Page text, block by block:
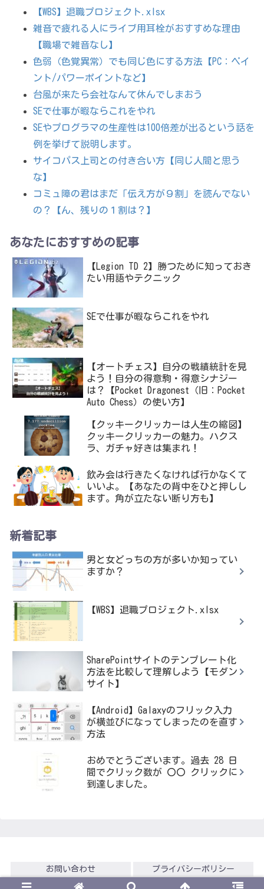
【WBS】退職プロジェクト.xlsx
雑音で疲れる人にライブ用耳栓がおすすめな理由
【職場で雑音なし】
色弱（色覚異常）でも同じ色にする方法【PC：ペイ
ント/パワーポイントなど】
台風が来たら会社なんて休んでしまおう
SEで仕事が暇ならこれをやれ
SEやプログラマの生産性は100倍差が出るという話を
例を挙げて説明します。
サイコパス上司との付き合い方【同じ人間と思う
な】
コミュ障の君はまだ「伝え方が９割」を読んでない
の？【ん、残りの１割は？】
あなたにおすすめの記事
【Legion TD 2】勝つために知っておき
たい用語やテクニック
SEで仕事が暇ならこれをやれ
【オートチェス】自分の戦績統計を見
よう！自分の得意駒・得意シナジー
は？【Pocket Dragonest（旧：Pocket
Auto Chess）の使い方】
【クッキークリッカーは人生の縮図】
クッキークリッカーの魅力。ハクス
ラ、ガチャ好きは集まれ！
飲み会は行きたくなければ行かなくて
いいよ。【あなたの背中をひと押しし
ます。角が立たない断り方も】
新着記事
男と女どっちの方が多いか知ってい
ますか？
【WBS】退職プロジェクト.xlsx
SharePointサイトのテンプレート化
方法を比較して理解しよう【モダン
サイト】
【Android】Galaxyのフリック入力
が横並びになってしまったのを直す
方法
おめでとうございます。過去 28 日
間でクリック数が 〇〇 クリックに
到達しました。
お問い合わせ プライバシーポリシー